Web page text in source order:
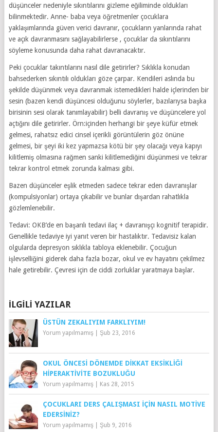
düşünceler nedeniyle sıkıntılarını gizleme eğiliminde oldukları
bilinmektedir. Anne- baba veya öğretmenler çocuklara
yaklaşımlarında güven verici davranır, çocukların yanlarında rahat
ve açık davranmasını sağlayabilirlerse , çocuklar da sıkıntılarını
söyleme konusunda daha rahat davranacaktır.
Peki çocuklar takıntılarını nasıl dile getirirler? Sıklıkla konudan
bahsederken sıkıntılı oldukları göze çarpar. Kendileri aslında bu
şekilde düşünmek veya davranmak istemedikleri halde içlerinden bir
sesin (bazen kendi düşüncesi olduğunu söylerler, bazılarıysa başka
birisinin sesi olarak tanımlayabilir) belli davranış ve düşüncelere yol
açtığını dile getirirler. Örn:içinden herhangi bir şeye küfür etmek
gelmesi, rahatsız edici cinsel içerikli görüntülerin göz önüne
gelmesi, bir şeyi iki kez yapmazsa kötü bir şey olacağı veya kapıyı
kilitlemiş olmasına rağmen sanki kilitlemediğini düşünmesi ve tekrar
tekrar kontrol etmek zorunda kalması gibi.
Bazen düşünceler eşlik etmeden sadece tekrar eden davranışlar
(kompulsiyonlar) ortaya çıkabilir ve bunlar dışardan rahatlıkla
gözlemlenebilir.
Tedavi: OKB’de en başarılı tedavi ilaç + davranışçı kognitif terapidir.
Genellikle tedaviye iyi yanıt veren bir hastalıktır. Tedavisiz kalan
olgularda depresyon sıklıkla tabloya eklenebilir. Çocuğun
işlevselliğini giderek daha fazla bozar, okul ve ev hayatını çekilmez
hale getirebilir. Çevresi için de ciddi zorluklar yaratmaya başlar.
İLGILI YAZILAR
ÜSTÜN ZEKALIYIM FARKLIYIM!
Yorum yapılmamış| Şub 23, 2016
OKUL ÖNCESI DÖNEMDE DIKKAT EKSIKLIĞI
HIPERAKTIVITE BOZUKLUĞU
Yorum yapılmamış| Kas 28, 2015
ÇOCUKLARI DERS ÇALIŞMASI İÇIN NASIL MOTIVE
EDERSINIZ?
Yorum yapılmamış| Şub 9, 2016